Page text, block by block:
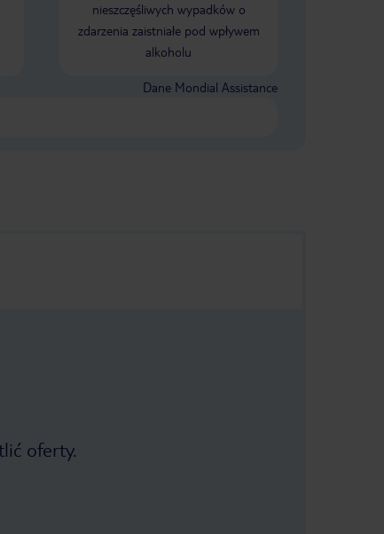
nieszczęśliwych wypadków o
zdarzenia zaistniałe pod wpływem
alkoholu
Dane Mondial Assistance
oferty.